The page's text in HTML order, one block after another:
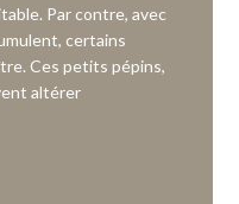
Par contre, avec
certains
Ces petits pépins,
altérer